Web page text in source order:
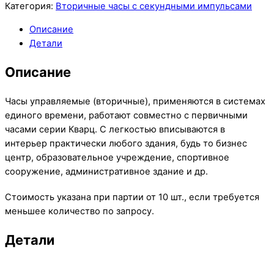
Категория: Вторичные часы с секундными импульсами
Описание
Детали
Описание
Часы управляемые (вторичные), применяются в системах
единого времени, работают совместно с первичными
часами серии Кварц. C легкостью вписываются в
интерьер практически любого здания, будь то бизнес
центр, образовательное учреждение, спортивное
сооружение, административное здание и др.
Стоимость указана при партии от 10 шт., если требуется
меньшее количество по запросу.
Детали